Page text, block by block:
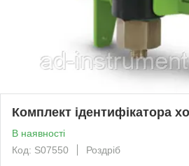
Комплект ідентифікатора
В наявності
Код: S07550
Роздріб